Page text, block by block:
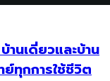
นเดี่ยวและบ้าน
ทุกการใช้ชีวิต